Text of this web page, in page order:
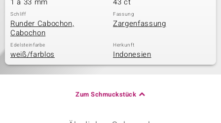
Schliff
Runder Cabochon,
Cabochon
Fassung
Zargenfassung
Edelsteinfarbe
weiß/farblos
Herkunft
Indonesien
Zum Schmuckstück